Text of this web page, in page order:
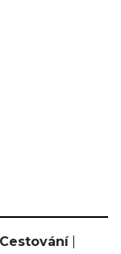
Cestování|